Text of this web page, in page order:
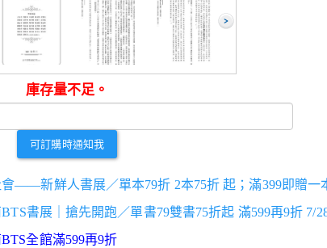
庫存量不足。
可訂購時通知我
會——新鮮人書展／單本79折 2本75折 起；滿399即贈
BTS書展｜搶先開跑／單書79雙書75折起 滿599再9折 7/
全館滿599再9折